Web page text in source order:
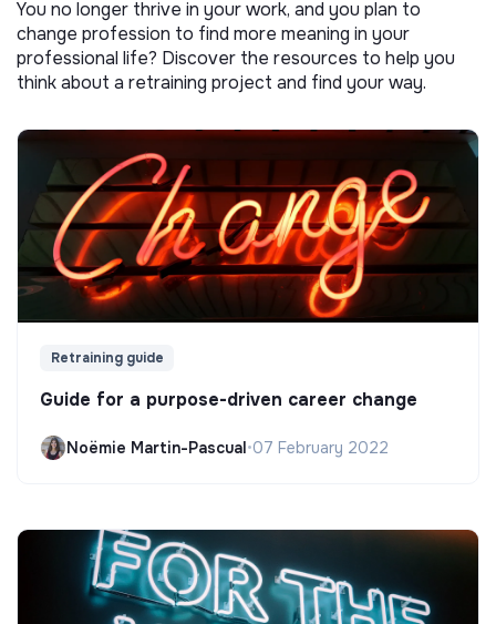
You no longer thrive in your work, and you plan to
change profession to find more meaning in your
professional life? Discover the resources to help you
think about a retraining project and find your way.
Retraining guide
Guide for a purpose-driven career change
Noëmie Martin-Pascual•07 February 2022